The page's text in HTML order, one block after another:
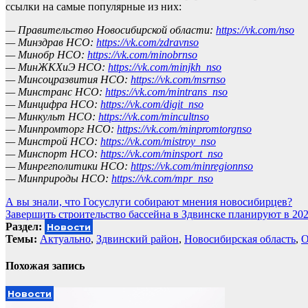
ссылки на самые популярные из них:
— Правительство Новосибирской области: https://vk.com/nso
— Минздрав НСО: https://vk.com/zdravnso
— Минобр НСО: https://vk.com/minobrnso
— МинЖКХиЭ НСО: https://vk.com/minjkh_nso
— Минсоцразвития НСО: https://vk.com/msrnso
— Минстранс НСО: https://vk.com/mintrans_nso
— Минцифра НСО: https://vk.com/digit_nso
— Минкульт НСО: https://vk.com/mincultnso
— Минпромторг НСО: https://vk.com/minpromtorgnso
— Минстрой НСО: https://vk.com/mistroy_nso
— Минспорт НСО: https://vk.com/minsport_nso
— Минрегполитики НСО: https://vk.com/minregionnso
— Минприроды НСО: https://vk.com/mpr_nso
Навигация
по
записям
А вы знали, что Госуслуги собирают мнения новосибирцев?
Завершить строительство бассейна в Здвинске планируют в
Раздел: Новости
Темы: Актуально, Здвинский район, Новосибирская область,
Похожая запись
Новости